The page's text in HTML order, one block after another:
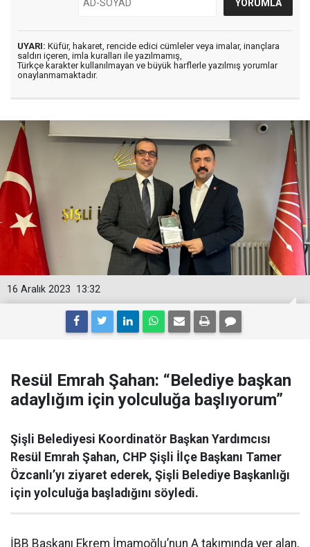
UYARI: Küfür, hakaret, rencide edici cümleler veya imalar, inançlara
saldırı içeren, imla kuralları ile yazılmamış,
Türkçe karakter kullanılmayan ve büyük harflerle yazılmış yorumlar
onaylanmamaktadır.
13:32
16 Aralık 2023
Resül Emrah Şahan: “Belediye başkan
adaylığım için yolculuğa başlıyorum”
Şişli Belediyesi Koordinatör Başkan Yardımcısı
Resül Emrah Şahan, CHP Şişli İlçe Başkanı Tamer
Özcanlı’yı ziyaret ederek, Şişli Belediye Başkanlığı
için yolculuğa başladığını söyledi.
İBB Başkanı Ekrem İmamoğlu’nun A takımında yer alan,